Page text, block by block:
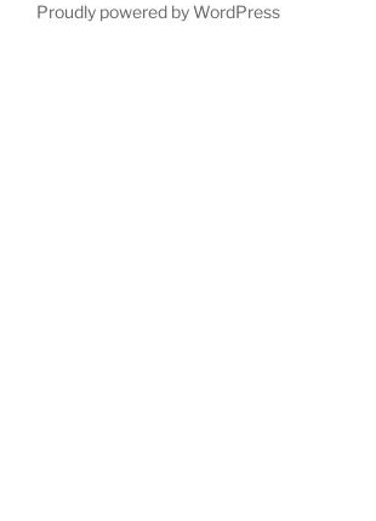
Proudly powered by WordPress